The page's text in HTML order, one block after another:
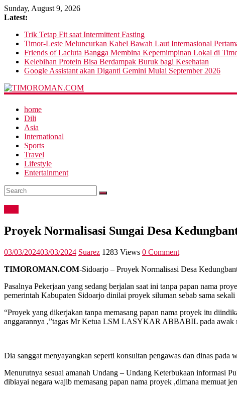
Sunday, August 9, 2026
Latest:
Trik Tetap Fit saat Intermittent Fasting
Timor-Leste Meluncurkan Kabel Bawah Laut Internasional
Friends of Lacluta Bangga Membina Kepemimpinan Lokal di
Kelebihan Protein Bisa Berdampak Buruk bagi Kesehatan
Google Assistant akan Diganti Gemini Mulai September 2026
home
Dili
Asia
International
Sports
Travel
Lifestyle
Entertainment
Proyek Normalisasi Sungai Desa
03/03/202403/03/2024 Suarez 1283 Views 0 Comment
TIMOROMAN.COM-Sidoarjo – Proyek Normalisasi Desa
Pasalnya Pekerjaan yang sedang berjalan saat ini tanpa papan nama
pemerintah Kabupaten Sidoarjo dinilai proyek siluman sebab sama
“Proyek yang dikerjakan tanpa memasang papan nama proyek itu
anggarannya ,”tagas Mr Ketua LSM LASYKAR ABBABIL pada awak
Dia sanggat menyayangkan seperti konsultan pengawas dan dinas
Menurutnya sesuai amanah Undang – Undang Keterbukaan informasi
dibiayai negara wajib memasang papan nama proyek ,dimana memuat